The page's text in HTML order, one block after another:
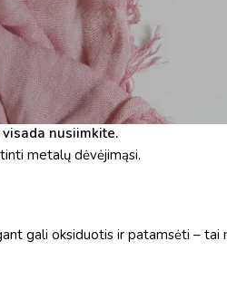
ar atliekant buities darbus
buitinė chemija ir chloruotas
nusiimkite.
metalų dėvėjimąsi.
gali oksiduotis ir patamsėti – tai